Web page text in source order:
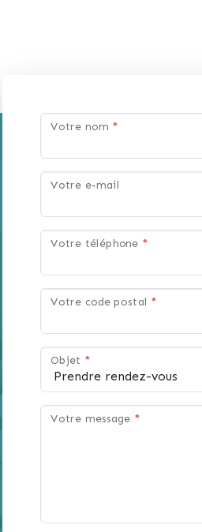
Votre nom *
Votre e-mail
Votre téléphone *
Votre code postal *
Objet *
Votre message *